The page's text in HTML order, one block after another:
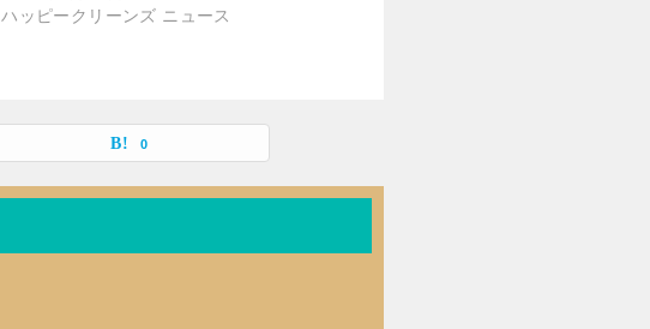
ハッピークリーンズ ニュース
0